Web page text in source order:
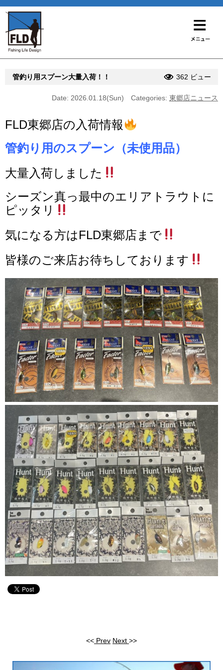
管釣り用スプーン大量入荷！！ 362 ビュー
Date: 2026.01.18(Sun) Categories: 東郷店ニュース
FLD東郷店の入荷情報
管釣り用のスプーン（未使用品）
大量入荷しました
シーズン真っ最中のエリアトラウトに
ピッタリ
気になる方はFLD東郷店まで
皆様のご来店お待ちしております
<< Prev Next >>